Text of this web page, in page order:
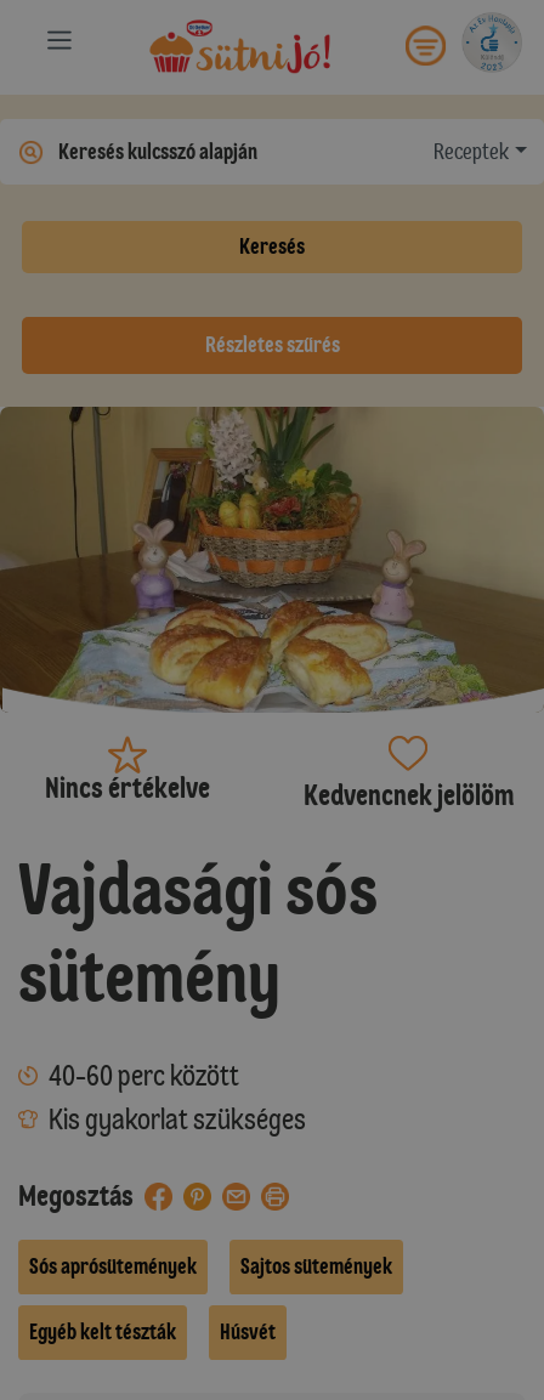
Receptek
Keresés
Részletes szűrés
Nincs értékelve Kedvencnek jelölöm
Vajdasági sós
sütemény
40-60 perc között
Kis gyakorlat szükséges
Megosztás
Sós aprósütemények Sajtos sütemények
Egyéb kelt tészták Húsvét